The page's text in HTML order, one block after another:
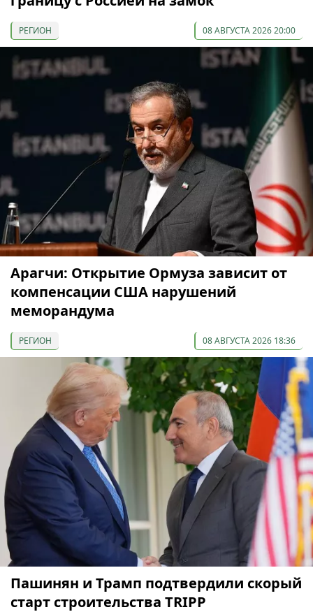
РЕГИОН 08 АВГУСТА 2026 20:00
Арагчи: Открытие Ормуза зависит от
компенсации США нарушений
меморандума
РЕГИОН 08 АВГУСТА 2026 18:36
Пашинян и Трамп подтвердили скорый
старт строительства TRIPP